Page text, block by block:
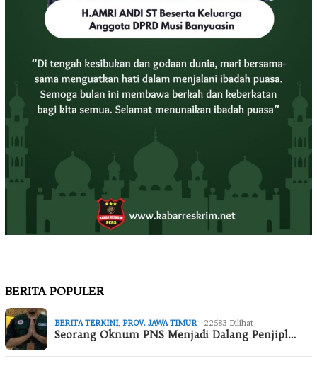
BERITA POPULER
BERITA TERKINI, PROV. JAWA TIMUR 22583 Dilihat
Seorang Oknum PNS Menjadi Dalang Penjipl…